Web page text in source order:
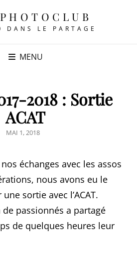
DANS LE PARTAGE
MENU
2018 : Sortie
ACAT
POSTED
MAI 1, 2018
échanges avec les assos
nous avons eu le
sortie avec l’ACAT.
passionnés a partagé
de quelques heures leur